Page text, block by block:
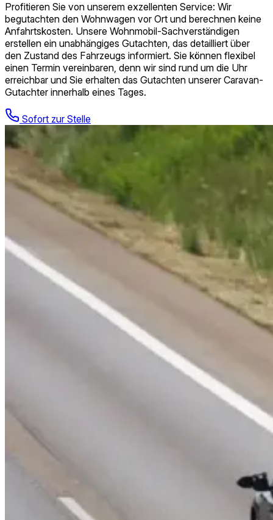
Profitieren Sie von unserem exzellenten Service: Wir
begutachten den Wohnwagen vor Ort und berechnen keine
Anfahrtskosten. Unsere Wohnmobil-Sach­verständigen
erstellen ein unabhängiges Gutachten, das detailliert über
den Zustand des Fahrzeugs informiert. Sie können flexibel
einen Termin vereinbaren, denn wir sind rund um die Uhr
erreichbar und Sie erhalten das Gutachten unserer Caravan-
Gutachter innerhalb eines Tages.
Sofort zur Stelle